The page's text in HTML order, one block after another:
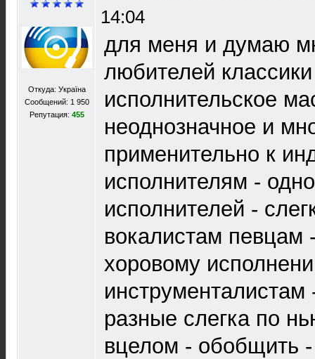
Откуда: Україна
Сообщений: 1 950
Репутация: 455
14:04
для меня и думаю
любителей
исполнительское
неоднозначное и
применительно к
исполнителям -
исполнителей -
вокалистам певцам
хоровому
инструменталистам
разные слегка по
вцелом - обобщить